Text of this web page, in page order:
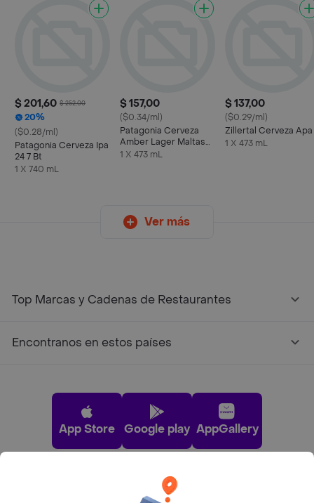
$ 201,60 $ 252,00
20%
($0.28/ml)
Patagonia Cerveza Ipa
24 7 Bt
1 X 740 mL
$ 157,00
($0.34/ml)
Patagonia Cerveza
Amber Lager Maltas
Caramelo
1 X 473 mL
$ 137,00
($0.29/ml)
Zillertal Cerveza Apa
1 X 473 mL
Ver más
Top Marcas y Cadenas de Restaurantes
Encontranos en estos países
App Store Google play AppGallery
Pide tu comida favorita cerca de ti